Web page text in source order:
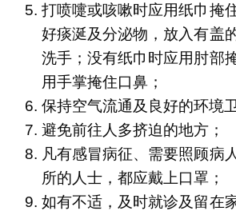
打喷嚏或咳嗽时应用纸巾掩
好痰涎及分泌物，放入有盖
洗手；没有纸巾时应用肘部
用手掌掩住口鼻；
保持空气流通及良好的环境
避免前往人多挤迫的地方；
凡有感冒病征、需要照顾病
所的人士，都应戴上口罩；
如有不适，及时就诊及留在